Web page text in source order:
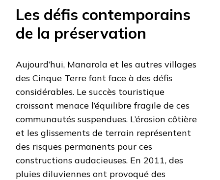
Les défis contemporains
de la préservation
Aujourd’hui, Manarola et les autres villages
des Cinque Terre font face à des défis
considérables. Le succès touristique
croissant menace l’équilibre fragile de ces
communautés suspendues. L’érosion côtière
et les glissements de terrain représentent
des risques permanents pour ces
constructions audacieuses. En 2011, des
pluies diluviennes ont provoqué des